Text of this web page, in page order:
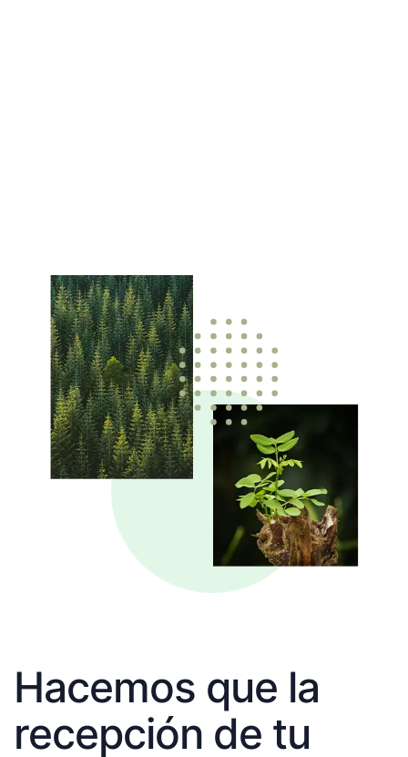
Hacemos que la
recepción de tu